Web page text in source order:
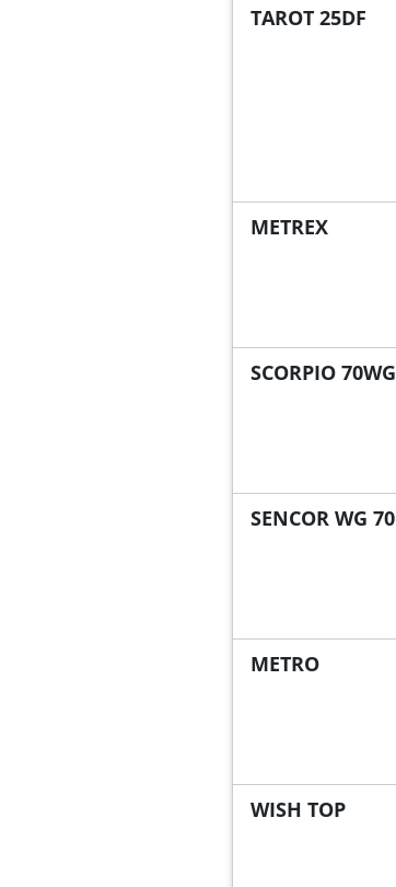
TAROT 25DF
METREX
SCORPIO 70WG
SENCOR WG 70
METRO
WISH TOP